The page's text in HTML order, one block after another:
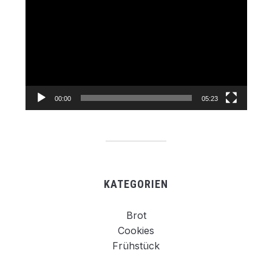
00:00 05:23
KATEGORIEN
Brot
Cookies
Frühstück